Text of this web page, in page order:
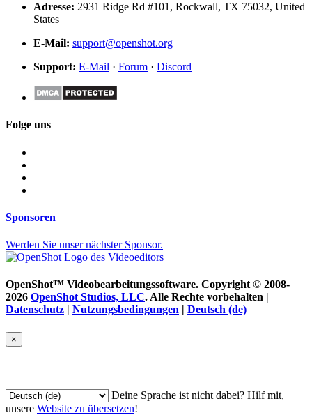
Adresse: 2931 Ridge Rd #101, Rockwall, TX 75032, United
States
E-Mail: support@openshot.org
Support: E-Mail · Forum · Discord
Folge uns
Sponsoren
Werden Sie unser nächster Sponsor.
OpenShot™ Videobearbeitungssoftware. Copyright © 2008-
2026 OpenShot Studios, LLC. Alle Rechte vorbehalten |
Datenschutz
Nutzungsbedingungen Deutsch (de)
×
Deine Sprache ist nicht dabei? Hilf mit,
unsere Website zu übersetzen!